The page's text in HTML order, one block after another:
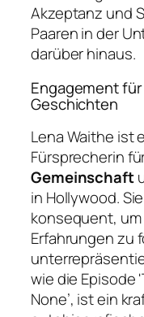
Akzeptanz und
Paaren in der
darüber hinaus.
Engagement für
Geschichten
Lena Waithe ist
Fürsprecherin
Gemeinschaft
in Hollywood.
konsequent,
Erfahrungen zu
wie die Episode
None’, ist ein